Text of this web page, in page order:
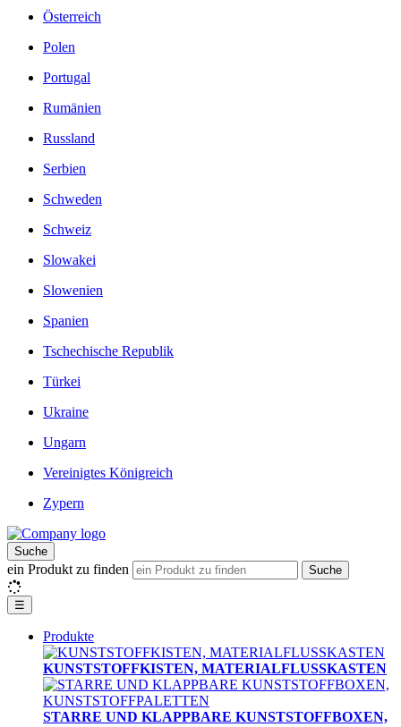
Österreich
Polen
Portugal
Rumänien
Russland
Serbien
Schweden
Schweiz
Slowakei
Slowenien
Spanien
Tschechische Republik
Türkei
Ukraine
Ungarn
Vereinigtes Königreich
Zypern
Suche
ein Produkt zu finden Suche
☰
Produkte
KUNSTSTOFFKISTEN, MATERIALFLUSSKASTEN
STARRE UND KLAPPBARE KUNSTSTOFFBOXEN,